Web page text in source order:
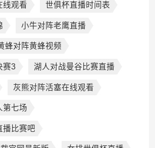
线观看 世俱杯直播时间表
小牛对阵老鹰直播
蜂对阵黄蜂视频
赛3 湖人对战曼谷比赛直播
灰熊对阵活塞在线观看
第七场
播比赛吧